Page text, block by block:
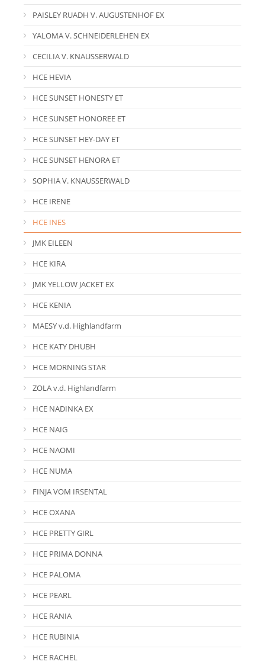
PAISLEY RUADH V. AUGUSTENHOF EX
YALOMA V. SCHNEIDERLEHEN EX
CECILIA V. KNAUSSERWALD
HCE HEVIA
HCE SUNSET HONESTY ET
HCE SUNSET HONOREE ET
HCE SUNSET HEY-DAY ET
HCE SUNSET HENORA ET
SOPHIA V. KNAUSSERWALD
HCE IRENE
HCE INES
JMK EILEEN
HCE KIRA
JMK YELLOW JACKET EX
HCE KENIA
MAESY v.d. Highlandfarm
HCE KATY DHUBH
HCE MORNING STAR
ZOLA v.d. Highlandfarm
HCE NADINKA EX
HCE NAIG
HCE NAOMI
HCE NUMA
FINJA VOM IRSENTAL
HCE OXANA
HCE PRETTY GIRL
HCE PRIMA DONNA
HCE PALOMA
HCE PEARL
HCE RANIA
HCE RUBINIA
HCE RACHEL